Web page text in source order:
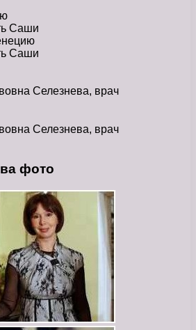
Саши
Саши
Селезнева, врач
Селезнева, врач
фото